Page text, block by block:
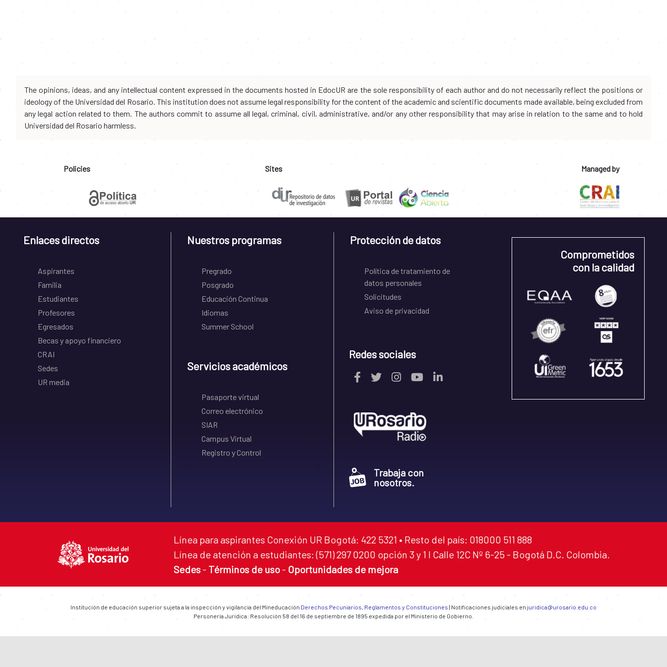
The opinions, ideas, and any intellectual content expressed in the documents hosted in EdocUR are the sole responsibility of each author and do not necessarily reflect the positions or
ideology of the Universidad del Rosario. This institution does not assume legal responsibility for the content of the academic and scientific documents made available, being excluded from
any legal action related to them. The authors commit to assume all legal, criminal, civil, administrative, and/or any other responsibility that may arise in relation to the same and to hold
Universidad del Rosario harmless.
Policies Sites Managed by
Enlaces directos
Aspirantes
Familia
Estudiantes
Profesores
Egresados
Becas y apoyo financiero
CRAI
Sedes
UR media
Nuestros programas
Pregrado
Posgrado
Educación Continua
Idiomas
Summer School
Servicios académicos
Pasaporte virtual
Correo electrónico
SIAR
Campus Virtual
Registro y Control
Protección de datos
Política de tratamiento de
datos personales
Solicitudes
Aviso de privacidad
Redes sociales
Trabaja con
nosotros.
Comprometidos
con la calidad
Línea para aspirantes Conexión UR Bogotá: 422 5321 • Resto del país: 018000 511 888
Línea de atención a estudiantes: (571) 297 0200 opción 3 y 1 I Calle 12C Nº 6-25 - Bogotá D.C. Colombia.
Sedes - Términos de uso - Oportunidades de mejora
Institución de educación superior sujeta a la inspección y vigilancia del Mineducación Derechos Pecuniarios, Reglamentos y Constituciones | Notificaciones judiciales en juridica@urosario.edu.co
Personería Jurídica: Resolución 58 del 16 de septiembre de 1895 expedida por el Ministerio de Gobierno.